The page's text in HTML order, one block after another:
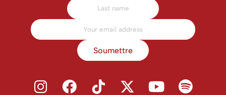
Soumettre